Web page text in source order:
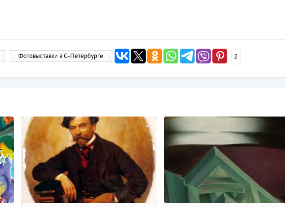
Фотовыставки в С.-Петербурге 2